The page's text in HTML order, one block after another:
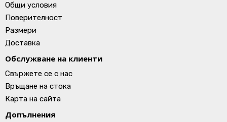
Общи условия
Поверителност
Размери
Доставка
Обслужване на клиенти
Свържете се с нас
Връщане на стока
Карта на сайта
Допълнения